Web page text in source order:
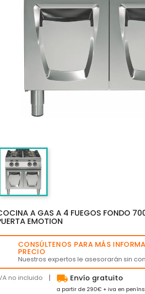
A GAS A 4 FUEGOS FONDO
EMOTION
CONSÚLTENOS PARA MÁS
PRECIO
Nuestros expertos le asesorarán sin
no incluido local_shipping Envío gratuito
a partir de 290€ + iva en